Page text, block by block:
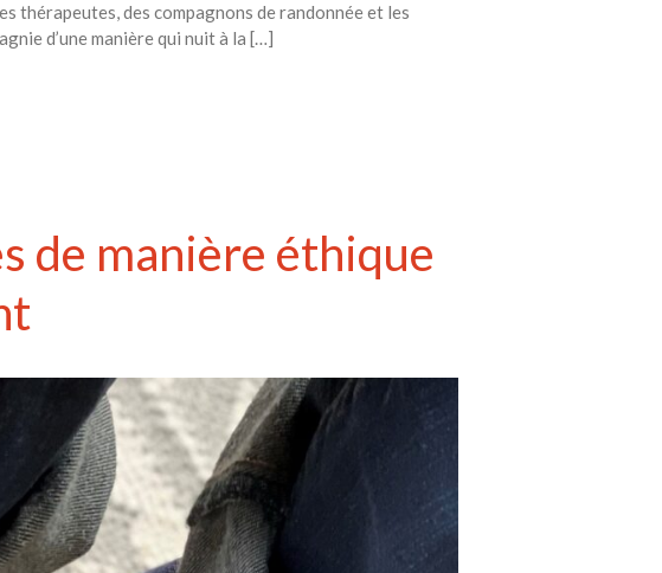
thérapeutes, des compagnons de randonnée et les
d’une manière qui nuit à la […]
de manière éthique